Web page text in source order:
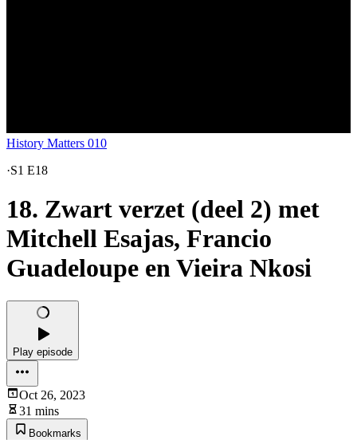
History Matters 010
·S1 E18
18. Zwart verzet (deel 2) met
Mitchell Esajas, Francio
Guadeloupe en Vieira Nkosi
Play episode
Oct 26, 2023
31 mins
Bookmarks